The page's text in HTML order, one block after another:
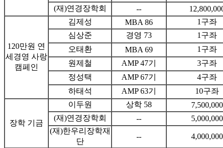
(재)연경장학회
--
120만원 연
세경영 사랑
캠페인
김제성 MBA 86
1구좌
심상준
경영 73
1구좌
오태환
MBA 69
1구좌
원제철
AMP 47기
3구좌
정성택
AMP 67기
4구좌
하태석
AMP 63기 10구좌
장학 기금
이두원 상학 58
7,500,000
(재)연경장학회
--
5,000,000
(재)한우리장학재
단
-- 4,000,000